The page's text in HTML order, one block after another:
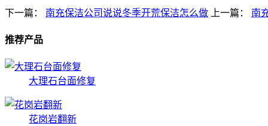
下一篇： 南充保洁公司说说冬季开荒保洁怎么做 上一篇： 南
推荐产品
大理石台面修复
花岗岩翻新